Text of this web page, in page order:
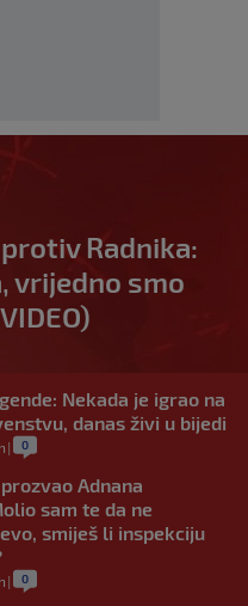
Radnika:
vrijedno smo
Nekada je igrao na
danas živi u bijedi
| 0
Adnana
sam te da ne
smiješ li inspekciju
| 0